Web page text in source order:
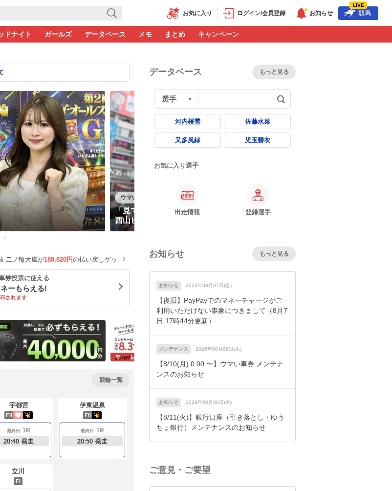
お気に入り ログイン/会員登録 お知らせ
LIVE
競馬
ドナイト ガールズ データベース メモ まとめ キャンペーン
ウマい車券 予想家インタビュー
「見ているのは数字じゃない人」
西山ヒロカズの逆張り哲学とは？
188,820円の払い戻しゲット！ 立川4R Ａ級 予選 LONEFOXが 164,640円の払い戻しゲット！
券投票に使える
ーもらえる!
されます
競輪一覧
宇都宮
FII
最終日 1R
20:40 発走
伊東温泉
FII
最終日 1R
20:50 発走
立川
FI
データベース もっと見る
河内桜雪 佐藤水菜
又多風緑 児玉碧衣
お気に入り選手
出走情報 登録選手
お知らせ もっと見る
お知らせ 2026年08月07日(金)
【復旧】PayPayでのマネーチャージがご
利用いただけない事象につきまして（8月7
日 17時44分更新）
メンテナンス 2026年08月06日(木)
【8/10(月) 0:00 〜】ウマい車券 メンテナ
ンスのお知らせ
お知らせ 2026年08月06日(木)
【8/11(火)】銀行口座（引き落とし・ゆう
ちょ銀行）メンテナンスのお知らせ
ご意見・ご要望